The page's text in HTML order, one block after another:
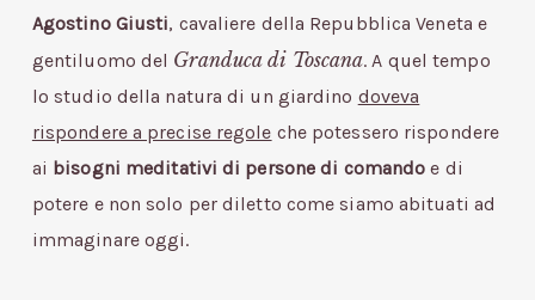
Agostino Giusti, cavaliere della Repubblica Veneta e
gentiluomo del Granduca di Toscana. A quel tempo
lo studio della natura di un giardino doveva
rispondere a precise regole che potessero rispondere
ai bisogni meditativi di persone di comando e di
potere e non solo per diletto come siamo abituati ad
immaginare oggi.